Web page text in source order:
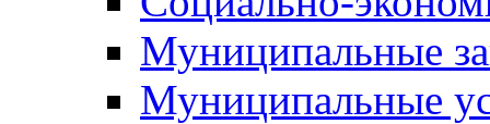
Муниципальные
Муниципальные